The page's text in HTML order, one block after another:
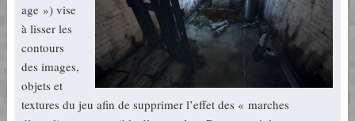
age ») vise
à lisser les
contours
des images,
objets et
textures du jeu afin de supprimer l’effet des « marches